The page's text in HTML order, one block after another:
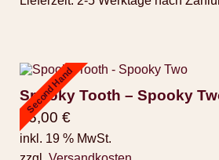
Second Hand
Spooky Tooth – Spooky
16,00 €
inkl. 19 % MwSt.